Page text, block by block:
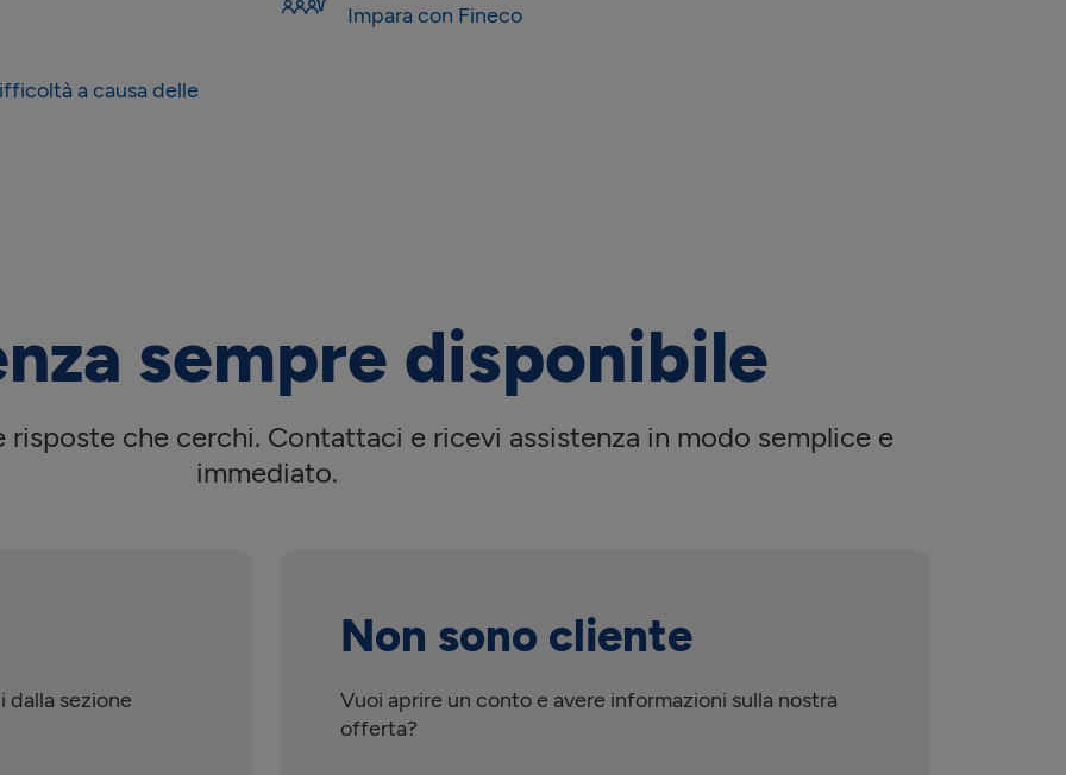
a causa delle
Impara con Fineco
sempre disponibile
risposte che cerchi. Contattaci e ricevi assistenza in modo semplice e
immediato.
sezione
Non sono cliente
Vuoi aprire un conto e avere informazioni sulla nostra
offerta?